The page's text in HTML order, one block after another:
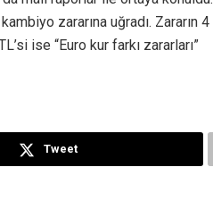
zararına uğradı. Zararın 4
ise “Euro kur farkı zararları”
Tweet